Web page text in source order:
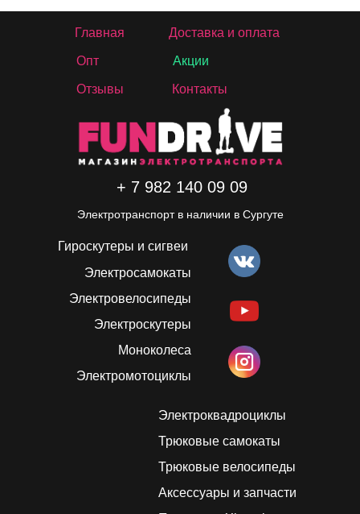
Гироскутеры и сигвеи
Электросамокаты
Электровелосипеды
Электроскутеры
Моноколеса
Электромотоциклы
Электроквадроциклы
Трюковые самокаты
Трюковые велосипеды
Аксессуары и запчасти
Главная Доставка и оплата
Опт
Отзывы
Акции
Контакты
+ 7 982 140 09 09
Электротранспорт в наличии в Сургуте